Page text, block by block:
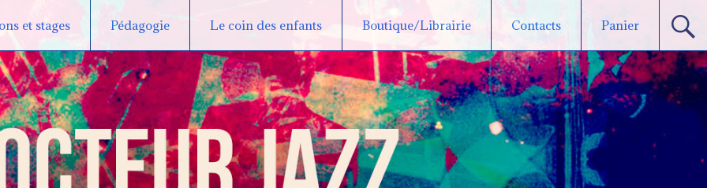
et stages Pédagogie Le coin des enfants Boutique/Librairie Contacts Panier